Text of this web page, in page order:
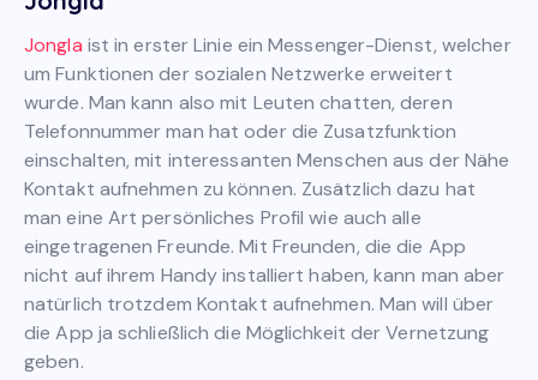
Jongla ist in erster Linie ein Messenger-Dienst, welcher
um Funktionen der sozialen Netzwerke erweitert
wurde. Man kann also mit Leuten chatten, deren
Telefonnummer man hat oder die Zusatzfunktion
einschalten, mit interessanten Menschen aus der Nähe
Kontakt aufnehmen zu können. Zusätzlich dazu hat
man eine Art persönliches Profil wie auch alle
eingetragenen Freunde. Mit Freunden, die die App
nicht auf ihrem Handy installiert haben, kann man aber
natürlich trotzdem Kontakt aufnehmen. Man will über
die App ja schließlich die Möglichkeit der Vernetzung
geben.